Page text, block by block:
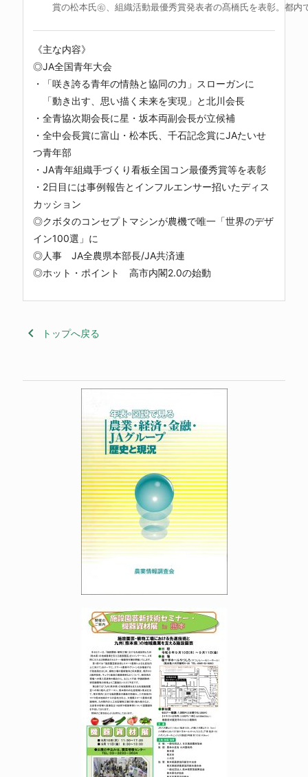
賞の松本氏㊨、組織活動最優秀賞発表者の髙橋氏を表彰。都内
《主な内容》
◎JA全国青年大会
・「咲き誇る青年の情熱と協同の力」スローガンに
「動き出す、思い描く未来を実現」と北川会長
・全青協次期会長に星・坂本両副会長が立候補
・全中会長賞に富山・松本氏、千石記念賞にJAたいせ
つ青年部
・JA青年組織手づくり看板全国コン最優秀賞等を表彰
・2日目には事例報告とインフルエンサー招いたディス
カッション
◎クボタのコンセプトマシンが農機で唯一「世界のデザ
イン100選」に
◎人事 JA全農県本部長/JA共済連
◎ホット・ポイント 高市内閣2.0の始動
keyboard_arrow_left トップへ戻る